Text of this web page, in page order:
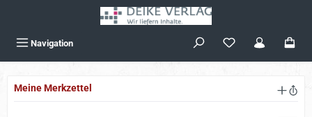
Navigation
Meine Merkzettel